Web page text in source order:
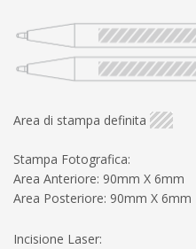
Area di stampa definita
Stampa Fotografica:
Area Anteriore: 90mm X 6mm
Area Posteriore: 90mm X 6mm
Incisione Laser: